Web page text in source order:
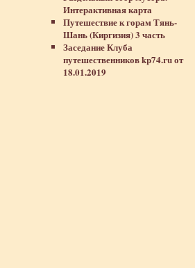
Интерактивная карта
Путешествие к горам Тянь-
Шань (Киргизия) 3 часть
Заседание Клуба
путешественников kp74.ru от
18.01.2019